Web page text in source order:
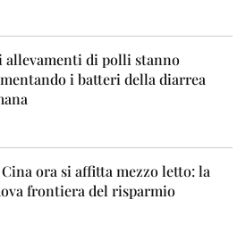
allevamenti di polli stanno
i batteri della diarrea
ora si affitta mezzo letto: la
frontiera del risparmio